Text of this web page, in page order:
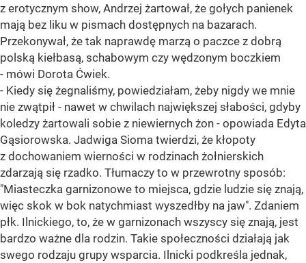
z erotycznym show, Andrzej żartował, że gołych panienek
mają bez liku w pismach dostępnych na bazarach.
Przekonywał, że tak naprawdę marzą o paczce z dobrą
polską kiełbasą, schabowym czy wędzonym boczkiem
- mówi Dorota Ćwiek.
- Kiedy się żegnaliśmy, powiedziałam, żeby nigdy we mnie
nie zwątpił - nawet w chwilach największej słabości, gdyby
koledzy żartowali sobie z niewiernych żon - opowiada Edyta
Gąsiorowska. Jadwiga Sioma twierdzi, że kłopoty
z dochowaniem wierności w rodzinach żołnierskich
zdarzają się rzadko. Tłumaczy to w przewrotny sposób:
"Miasteczka garnizonowe to miejsca, gdzie ludzie się znają,
więc skok w bok natychmiast wyszedłby na jaw". Zdaniem
płk. Ilnickiego, to, że w garnizonach wszyscy się znają, jest
bardzo ważne dla rodzin. Takie społeczności działają jak
swego rodzaju grupy wsparcia. Ilnicki podkreśla jednak,